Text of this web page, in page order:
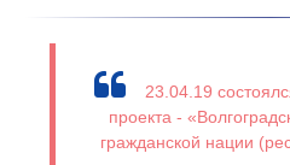
23.04.19
проекта -
гражданской нации